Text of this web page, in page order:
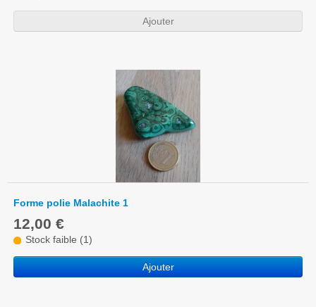
Ajouter
Forme polie Malachite 1
12,00 €
Stock faible (1)
Ajouter